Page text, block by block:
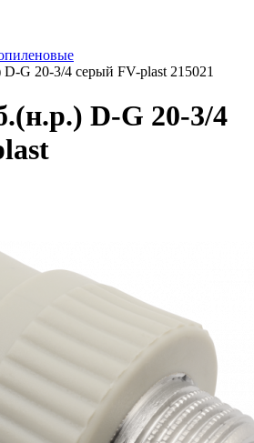
G 20-3/4 серый FV-plast 215021
D-G 20-3/4